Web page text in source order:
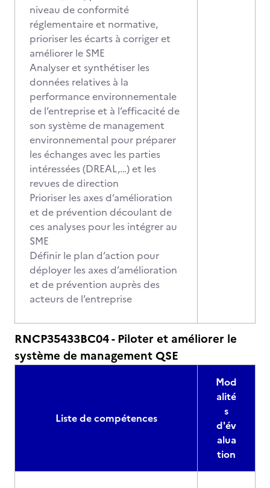
niveau de conformité
réglementaire et normative,
prioriser les écarts à corriger et
améliorer le SME
Analyser et synthétiser les
données relatives à la
performance environnementale
de l’entreprise et à l’efficacité de
son système de management
environnemental pour préparer
les échanges avec les parties
intéressées (DREAL,…) et les
revues de direction
Prioriser les axes d’amélioration
et de prévention découlant de
ces analyses pour les intégrer au
SME
Définir le plan d’action pour
déployer les axes d’amélioration
et de prévention auprès des
acteurs de l’entreprise
RNCP35433BC04 - Piloter et améliorer le
système de management QSE
Liste de compétences
Mod
alité
s
d'év
alua
tion